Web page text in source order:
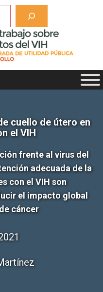
cuello de útero en
el VIH
frente al virus del
adecuada de la
con el VIH son
el impacto global
cáncer